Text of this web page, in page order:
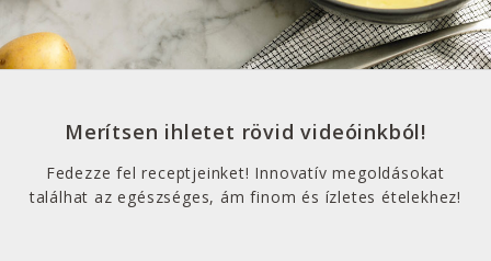
Merítsen ihletet rövid videóinkból!
Fedezze fel receptjeinket! Innovatív megoldásokat
találhat az egészséges, ám finom és ízletes ételekhez!